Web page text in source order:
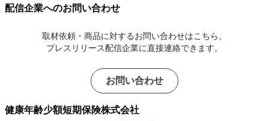
配信企業へのお問い合わせ
取材依頼・商品に対するお問い合わせはこちら。
プレスリリース配信企業に直接連絡できます。
お問い合わせ
健康年齢少額短期保険株式会社